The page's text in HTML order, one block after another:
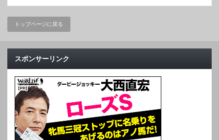
トップページに戻る
スポンサーリンク